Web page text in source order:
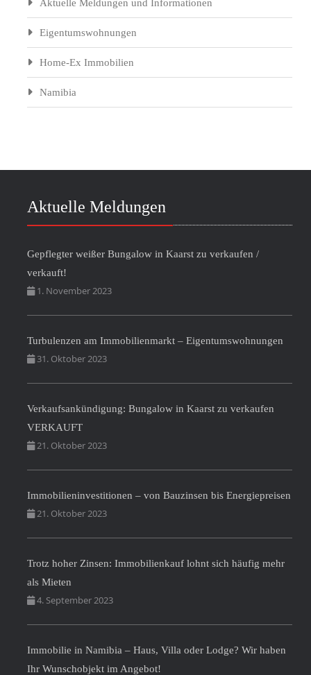
Aktuelle Meldungen und Informationen
Eigentumswohnungen
Home-Ex Immobilien
Namibia
Aktuelle Meldungen
Gepflegter weißer Bungalow in Kaarst zu verkaufen /
verkauft!
1. November 2023
Turbulenzen am Immobilienmarkt – Eigentumswohnungen
31. Oktober 2023
Verkaufsankündigung: Bungalow in Kaarst zu verkaufen
VERKAUFT
21. Oktober 2023
Immobilieninvestitionen – von Bauzinsen bis Energiepreisen
21. Oktober 2023
Trotz hoher Zinsen: Immobilienkauf lohnt sich häufig mehr
als Mieten
4. September 2023
Immobilie in Namibia – Haus, Villa oder Lodge? Wir haben
Ihr Wunschobjekt im Angebot!